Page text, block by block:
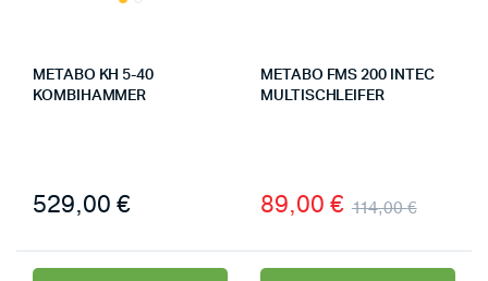
METABO KH 5-40
KOMBIHAMMER
529,00 €
METABO FMS 200 INTEC
MULTISCHLEIFER
114,00€
89,00 €